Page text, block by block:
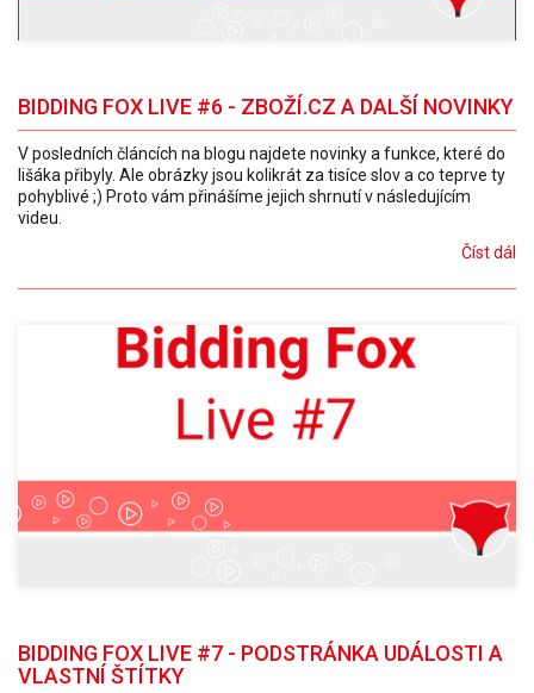
BIDDING FOX LIVE #6 - ZBOŽÍ.CZ A DALŠÍ NOVINKY
V posledních článcích na blogu najdete novinky a funkce, které do
lišáka přibyly. Ale obrázky jsou kolikrát za tisíce slov a co teprve ty
pohyblivé ;) Proto vám přinášíme jejich shrnutí v následujícím
videu.
Číst dál
BIDDING FOX LIVE #7 - PODSTRÁNKA UDÁLOSTI A
VLASTNÍ ŠTÍTKY